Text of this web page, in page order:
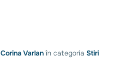
Corina Varlanîn categoria Stiri